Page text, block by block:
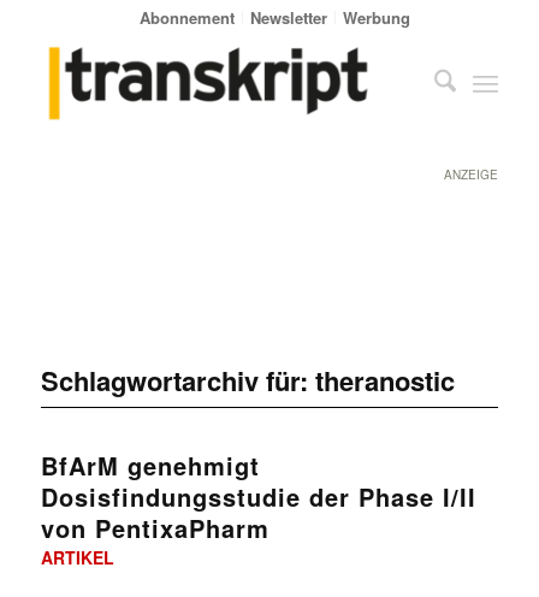
Abonnement Newsletter Werbung
ANZEIGE
Schlagwortarchiv für: theranostic
BfArM genehmigt
Dosisfindungsstudie der Phase I/II
von PentixaPharm
ARTIKEL